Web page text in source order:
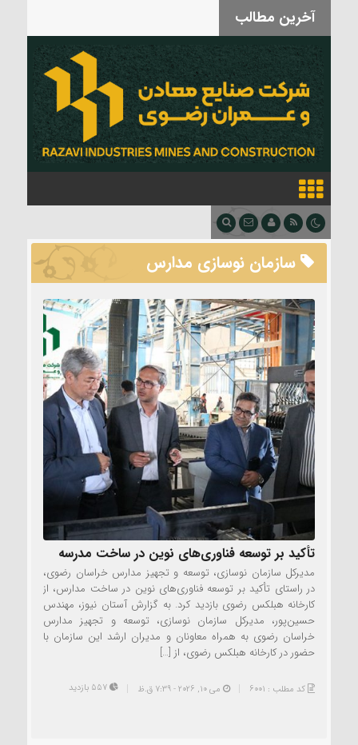
آخرین مطالب
بدرقه آقای شهید
سازمان نوسازی مدارس
تأکید بر توسعه فناوری‌های نوین در ساخت مدرسه
مدیرکل سازمان نوسازی، توسعه و تجهیز مدارس خراسان رضوی،
در راستای تأکید بر توسعه فناوری‌های نوین در ساخت مدارس، از
کارخانه هبلکس رضوی بازدید کرد. به گزارش آستان نیوز، مهندس
حسین‌پور، مدیرکل سازمان نوسازی، توسعه و تجهیز مدارس
خراسان رضوی به همراه معاونان و مدیران ارشد این سازمان با
حضور در کارخانه هبلکس رضوی، از […]
کد مطلب : 6001 می 10, 2026 - 7:39 ق.ظ